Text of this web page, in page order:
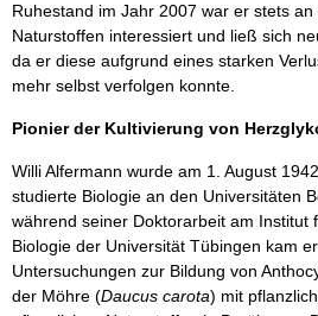
Ruhestand im Jahr 2007 war er stets
Naturstoffen interessiert und ließ sich
da er diese aufgrund eines starken
mehr selbst verfolgen konnte.
Pionier der Kultivierung von
Willi Alfermann wurde am 1. August
studierte Biologie an den Universitäten
während seiner Doktorarbeit am Institut
Biologie der Universität Tübingen kam
Untersuchungen zur Bildung von
der Möhre (Daucus carota) mit